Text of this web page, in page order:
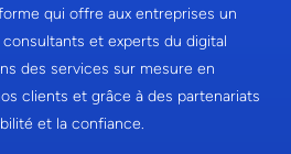
qui offre aux entreprises un
et experts du digital
des services sur mesure en
clients et grâce à des partenariats
et la confiance.